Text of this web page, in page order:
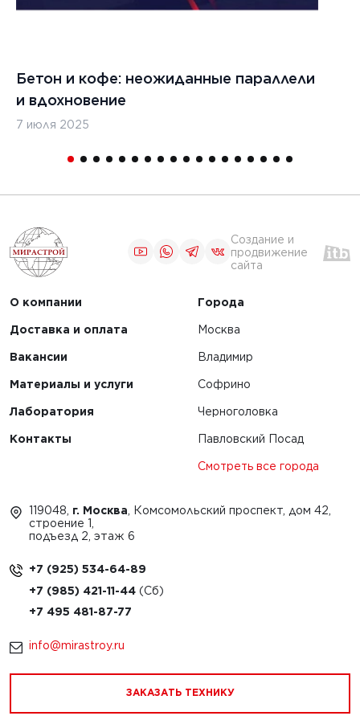
Бетон и кофе: неожиданные параллели
и вдохновение
7 июля 2025
Создание и
продвижение
сайта
О компании
Доставка и оплата
Вакансии
Материалы и услуги
Лаборатория
Контакты
Города
Москва
Владимир
Софрино
Черноголовка
Павловский Посад
Смотреть все города
119048, г. Москва , Комсомольский проспект, дом 42,
строение 1,
подъезд 2, этаж 6
+7 (925) 534-64-89
+7 (985) 421-11-44
+7 495 481-87-77
info@mirastroy.ru
ЗАКАЗАТЬ ТЕХНИКУ